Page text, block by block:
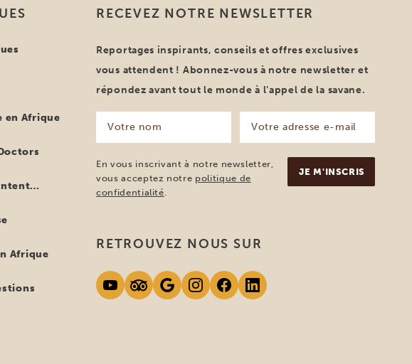
en Afrique
Afrique
RECEVEZ NOTRE NEWSLETTER
Reportages inspirants, conseils et offres exclusives
vous attendent ! Abonnez-vous à notre newsletter et
répondez avant tout le monde à l’appel de la savane.
nom
(Nécessaire)
adresse
e-
mail
(Nécessaire)
En vous inscrivant à notre newsletter,
vous acceptez notre politique de
confidentialité.
RETROUVEZ NOUS SUR